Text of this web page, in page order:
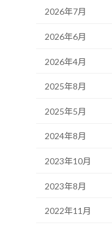
2026年7月
2026年6月
2026年4月
2025年8月
2025年5月
2024年8月
2023年10月
2023年8月
2022年11月